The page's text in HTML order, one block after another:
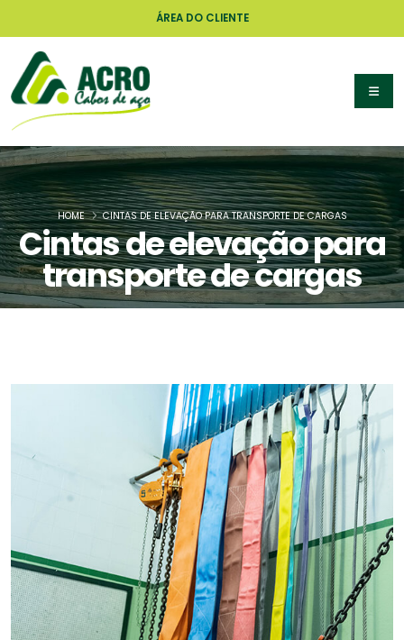
ÁREA DO CLIENTE
Cintas de elevação para
transporte de cargas
HOME CINTAS DE ELEVAÇÃO PARA TRANSPORTE DE CARGAS